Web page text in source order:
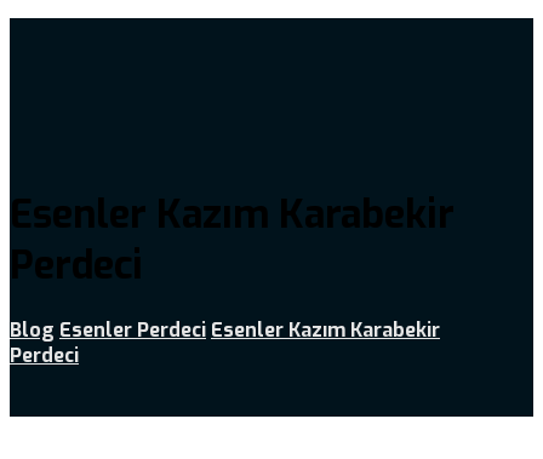
Esenler Kazım Karabekir
Perdeci
Blog Esenler Perdeci Esenler Kazım Karabekir
Perdeci